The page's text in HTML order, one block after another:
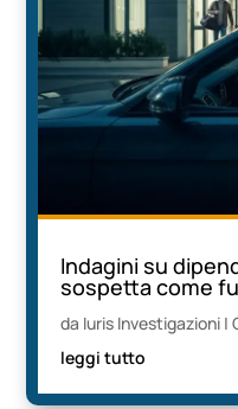
Indagini su
sospetta come
da Iuris Investigazioni |
leggi tutto